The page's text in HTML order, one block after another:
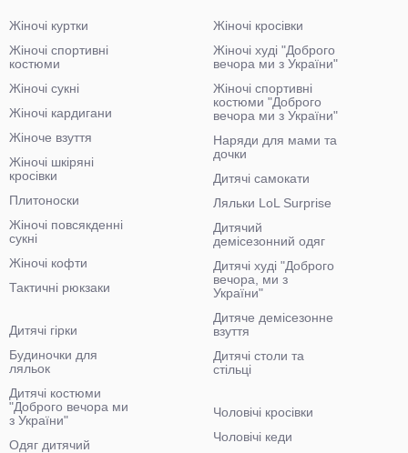
Жіночі куртки
Жіночі спортивні
костюми
Жіночі сукні
Жіночі кардигани
Жіноче взуття
Жіночі шкіряні
кросівки
Плитоноски
Жіночі повсякденні
сукні
Жіночі кофти
Тактичні рюкзаки
Жіночі кросівки
Жіночі худі "Доброго
вечора ми з України"
Жіночі спортивні
костюми "Доброго
вечора ми з України"
Наряди для мами та
дочки
Дитячі самокати
Ляльки LoL Surprise
Дитячий
демісезонний одяг
Дитячі худі "Доброго
вечора, ми з
України"
Дитяче демісезонне
взуття
Дитячі столи та
стільці
Дитячі гірки
Будиночки для
ляльок
Дитячі костюми
"Доброго вечора ми
з України"
Одяг дитячий
Чоловічі кросівки
Чоловічі кеди